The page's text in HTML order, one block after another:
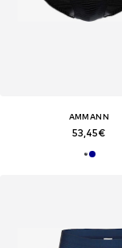
AMMANN
53,45€